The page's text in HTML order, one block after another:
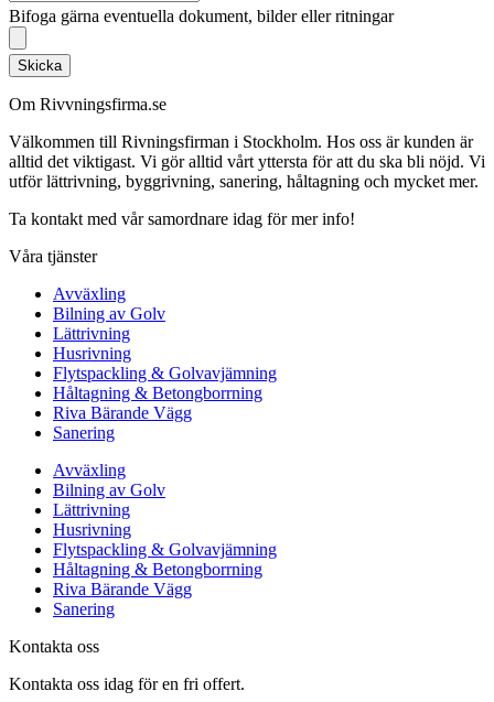
Bifoga gärna eventuella dokument, bilder eller ritningar
Skicka
Om Rivvningsfirma.se
Välkommen till Rivningsfirman i Stockholm. Hos oss är kunden är
alltid det viktigast. Vi gör alltid vårt yttersta för att du ska bli nöjd. Vi
utför lättrivning, byggrivning, sanering, håltagning och mycket mer.
Ta kontakt med vår samordnare idag för mer info!
Våra tjänster
Avväxling
Bilning av Golv
Lättrivning
Husrivning
Flytspackling & Golvavjämning
Håltagning & Betongborrning
Riva Bärande Vägg
Sanering
Avväxling
Bilning av Golv
Lättrivning
Husrivning
Flytspackling & Golvavjämning
Håltagning & Betongborrning
Riva Bärande Vägg
Sanering
Kontakta oss
Kontakta oss idag för en fri offert.